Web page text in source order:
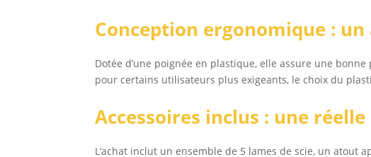
Conception ergonomique :
Dotée d’une poignée en plastique, elle assure une
pour certains utilisateurs plus exigeants, le choix du
Accessoires inclus : une
L’achat inclut un ensemble de 5 lames de scie, un atout